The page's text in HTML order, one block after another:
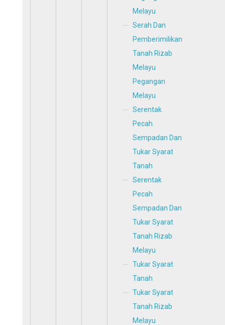
Melayu
Serah Dan
Pemberimilikan
Tanah Rizab
Melayu
Pegangan
Melayu
Serentak
Pecah
Sempadan Dan
Tukar Syarat
Tanah
Serentak
Pecah
Sempadan Dan
Tukar Syarat
Tanah Rizab
Melayu
Tukar Syarat
Tanah
Tukar Syarat
Tanah Rizab
Melayu